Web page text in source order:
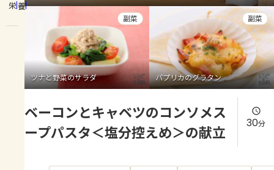
トーク
よくあるお問い合わせ
お買い物
AJINOMOTO PARK とは
栄養
ツナと野菜のサラダ
副菜
パプリカのグラタン
副菜
ベーコンとキャベツのコンソメス
ープパスタ＜塩分控えめ＞の献立
30分